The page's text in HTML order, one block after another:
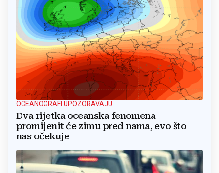
OCEANOGRAFI UPOZORAVAJU
Dva rijetka oceanska fenomena
promijenit će zimu pred nama, evo što
nas očekuje